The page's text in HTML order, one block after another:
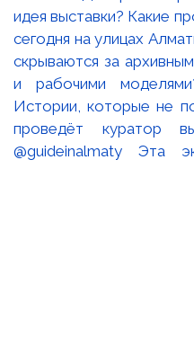
идея выставки? Какие
сегодня на улицах
скрываются за
и рабочими
Истории, которые не
проведёт куратор
@guideinalmaty Эта